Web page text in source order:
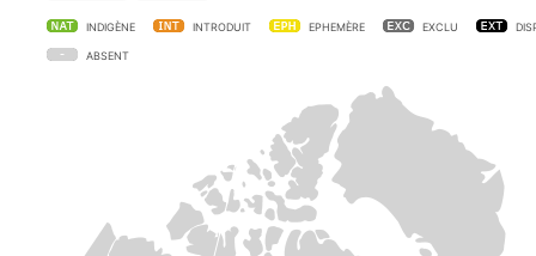
INDIGÈNE INTRODUIT EPHEMÈRE EXCLU
ABSENT